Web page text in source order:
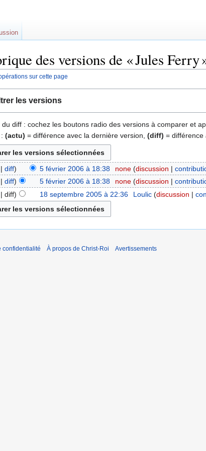
des versions de « Jules Ferry
sur cette page
les versions
du diff : cochez les boutons radio des versions à comparer et
(actu) = différence avec la dernière version, (diff) = différence
diff 5 février 2006 à 18:38 none discussion
diff 5 février 2006 à 18:38 none discussion
diff 18 septembre 2005 à 22:36 Loulic discussion
confidentialité À propos de Christ-Roi Avertissements